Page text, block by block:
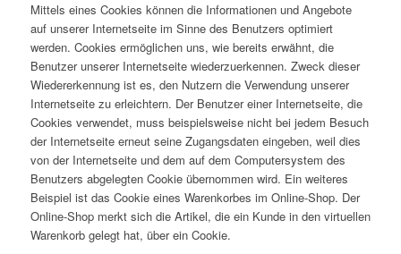
Mittels eines Cookies können die Informationen und Angebote
auf unserer Internetseite im Sinne des Benutzers optimiert
werden. Cookies ermöglichen uns, wie bereits erwähnt, die
Benutzer unserer Internetseite wiederzuerkennen. Zweck dieser
Wiedererkennung ist es, den Nutzern die Verwendung unserer
Internetseite zu erleichtern. Der Benutzer einer Internetseite, die
Cookies verwendet, muss beispielsweise nicht bei jedem Besuch
der Internetseite erneut seine Zugangsdaten eingeben, weil dies
von der Internetseite und dem auf dem Computersystem des
Benutzers abgelegten Cookie übernommen wird. Ein weiteres
Beispiel ist das Cookie eines Warenkorbes im Online-Shop. Der
Online-Shop merkt sich die Artikel, die ein Kunde in den virtuellen
Warenkorb gelegt hat, über ein Cookie.